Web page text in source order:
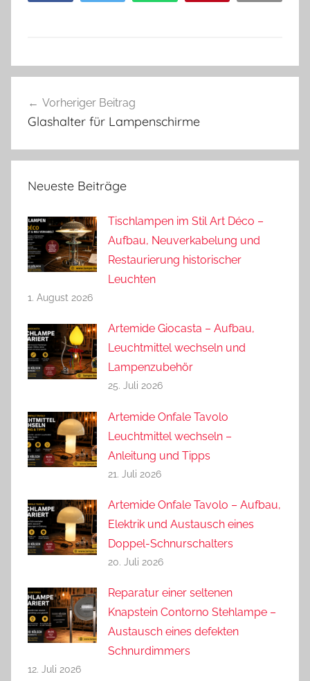
Vorheriger Beitrag
Glashalter für Lampenschirme
Neueste Beiträge
Tischlampen im Stil Art Déco –
Aufbau, Neuverkabelung und
Restaurierung historischer
Leuchten
1. August 2026
Artemide Giocasta – Aufbau,
Leuchtmittel wechseln und
Lampenzubehör
25. Juli 2026
Artemide Onfale Tavolo
Leuchtmittel wechseln –
Anleitung und Tipps
21. Juli 2026
Artemide Onfale Tavolo – Aufbau,
Elektrik und Austausch eines
Doppel-Schnurschalters
20. Juli 2026
Reparatur einer seltenen
Knapstein Contorno Stehlampe –
Austausch eines defekten
Schnurdimmers
12. Juli 2026